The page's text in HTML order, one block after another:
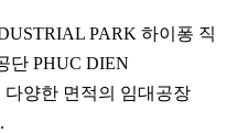
PARK 하이퐁 직
단 PHUC DIEN
양한 면적의 임대공장